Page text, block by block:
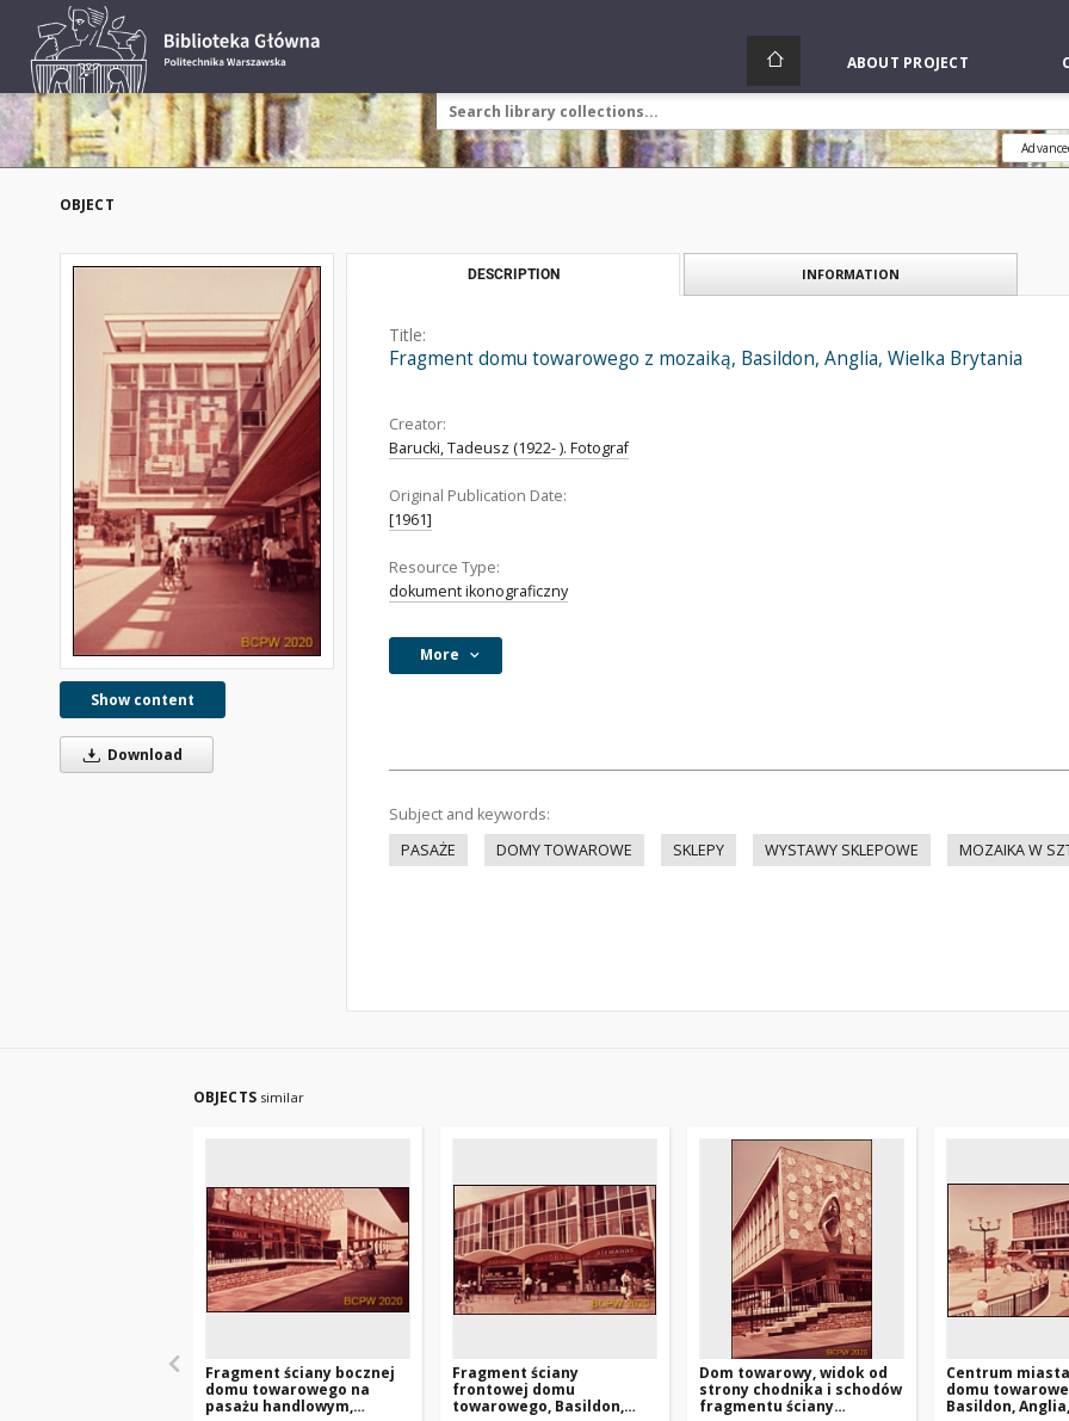
ABOUT PROJECT
OBJECT
Show content
Download
DESCRIPTION INFORMATION
Title:
Fragment domu towarowego z mozaiką, Basildon, Anglia, Wielka Brytania
Creator:
Barucki, Tadeusz (1922- ). Fotograf
Original Publication Date:
[1961]
Resource Type:
dokument ikonograficzny
More
Subject and keywords:
PASAŻE
DOMY TOWAROWE SKLEPY WYSTAWY SKLEPOWE MOZAIKA W
OBJECTS similar
Fragment ściany bocznej
domu towarowego na
pasażu handlowym,
Fragment ściany
frontowej domu
towarowego, Basildon,
Dom towarowy, widok od
strony chodnika i schodów
fragmentu ściany
Centrum
domu
Basildon,